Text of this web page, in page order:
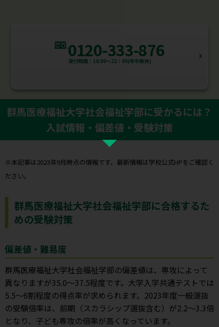
0120-333-876
受付時間：10:00～22：00(年中無休)
群馬医療福祉大学社会福祉学部に受かるには？
入試情報・偏差値・受験対策
※本記事は2023年9月時点の情報です。最新情報は学校公式HPをご確認く
ださい。
群馬医療福祉大学社会福祉学部に合格するた
めの受験対策
偏差値・難易度
群馬医療福祉大学社会福祉学部の偏差値は、専攻によって
異なりますが35.0～37.5程度です。大学入学共通テストでは
5.5～6割程度の得点率が求められます。2023年度一般選抜
の受験倍率は、前期（スカラシップ選抜含む）が2.2～3.3倍
となり、子ども専攻の倍率が高くなっています。